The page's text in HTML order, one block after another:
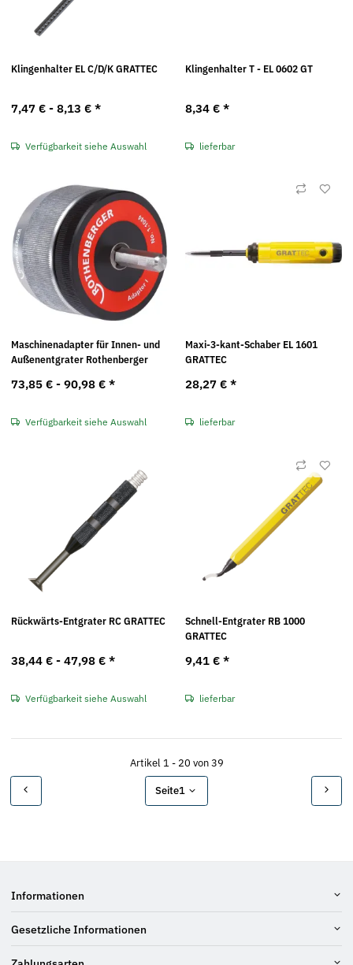
Klingenhalter EL C/D/K GRATTEC
7,47 € - 8,13 € *
Verfügbarkeit siehe Auswahl
Klingenhalter T - EL 0602 GT
8,34 € *
lieferbar
Maschinenadapter für Innen- und
Außenentgrater Rothenberger
73,85 € - 90,98 € *
Verfügbarkeit siehe Auswahl
Maxi-3-kant-Schaber EL 1601
GRATTEC
28,27 € *
lieferbar
Rückwärts-Entgrater RC GRATTEC
38,44 € - 47,98 € *
Verfügbarkeit siehe Auswahl
Schnell-Entgrater RB 1000
GRATTEC
9,41 € *
lieferbar
Artikel 1 - 20 von 39
Seite1
Informationen
Gesetzliche Informationen